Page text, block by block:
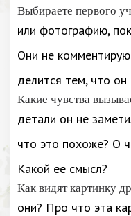
Выбираете первого
или фотографию,
Они не
делится тем, что он
Какие чувства
детали он не
что это похоже? О
Какой ее смысл?
Как видят картинку
они? Про что эта